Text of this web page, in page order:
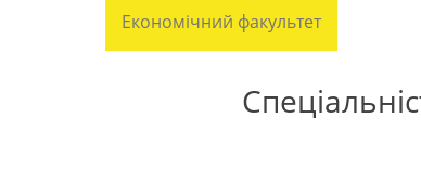
Економічний факультет